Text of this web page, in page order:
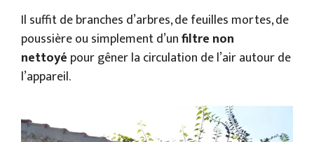
Il suffit de branches d’arbres, de feuilles mortes, de
poussière ou simplement d’unfiltre non
nettoyé pour gêner la circulation de l’air autour de
l’appareil.